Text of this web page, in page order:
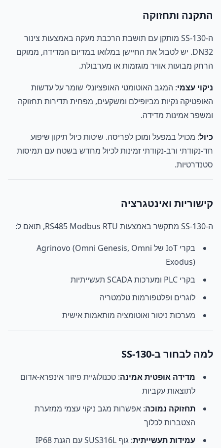
התקנה ותחזוקה
ה-SS-130 מותקן עם תושבת הרכבת מעקה באמצעות צינור
DN32. יש לטבול את החיישן במלואו במדיום המדידה, ממוקם
הרחק מבועות אוויר מוגזמות או מערבולת.
ניקוי עצמי: המגב האוטומטי האופציונלי שומר על עדשות
האופטיקה נקיות מביופילם ומשקעים, מפחית תדירות תחזוקה
ומשפר אמינות מדידה.
כיול: מכויל במפעל ומוכן לפריסה. שיטות כיול תיקון שיפוע
חד-נקודתי ורב-נקודתי זמינות לכיול מחדש בשטח עם תמיסות
סטנדרטיות.
קישוריות ואינטגרציה
ה-SS-130 מתקשר באמצעות RS485 Modbus RTU, תואם ל:
בקרי IoT של Agrinovo (Omni Genesis, Omni
Exodus)
בקרי PLC ומערכות SCADA תעשייתיות
לוגרים ופלטפורמות טלמטריה
מערכות ניטור ואוטומציה מותאמות אישית
למה לבחור ב-SS-130
מדידה אופטית אמינה: טכנולוגיית פיזור אינפרא-אדום
לתוצאות עקביות
תחזוקה נמוכה: אפשרות מגב ניקוי עצמי ממזערת
הצטברות לכלוך
עמידות תעשייתית
: גוף SUS316L עם הגנת IP68